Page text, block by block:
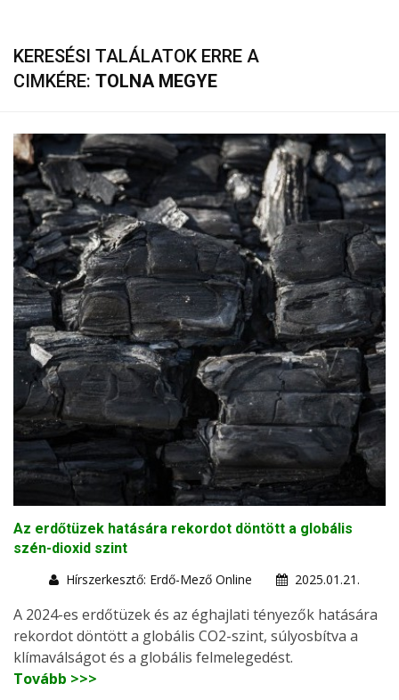
KERESÉSI TALÁLATOK ERRE A
CIMKÉRE: TOLNA MEGYE
Az erdőtüzek hatására rekordot döntött a globális
szén-dioxid szint
Hírszerkesztő: Erdő-Mező Online
2025.01.21.
A 2024-es erdőtüzek és az éghajlati tényezők hatására
rekordot döntött a globális CO2-szint, súlyosbítva a
klímaválságot és a globális felmelegedést.
Tovább >>>